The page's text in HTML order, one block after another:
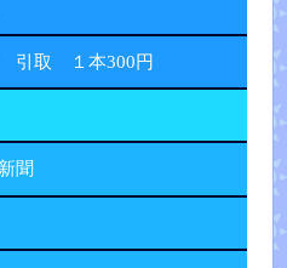
引取 １本300円
聞